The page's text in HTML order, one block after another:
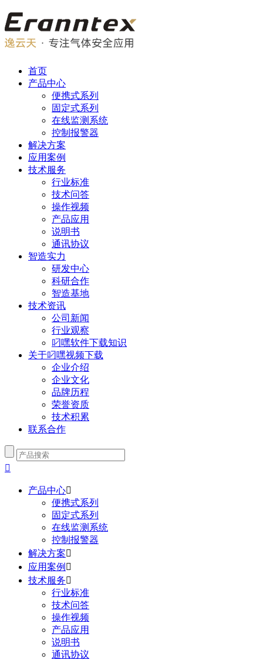
首页
产品中心
便携式系列
固定式系列
在线监测系统
控制报警器
解决方案
应用案例
技术服务
行业标准
技术问答
操作视频
产品应用
说明书
通讯协议
智造实力
研发中心
科研合作
智造基地
技术资讯
公司新闻
行业观察
叼嘿软件下载知识
关于叼嘿视频下载
企业介绍
企业文化
品牌历程
荣誉资质
技术积累
联系合作

产品中心
便携式系列
固定式系列
在线监测系统
控制报警器
解决方案
应用案例 
技术服务
行业标准
技术问答
操作视频
产品应用
说明书
通讯协议